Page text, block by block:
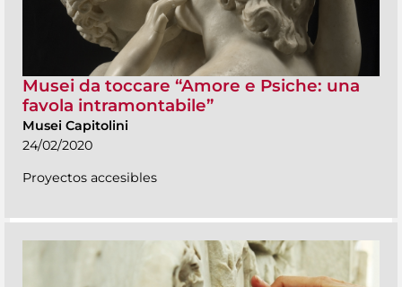
Musei da toccare “Amore e Psiche: una
favola intramontabile”
Musei Capitolini
24/02/2020
Proyectos accesibles